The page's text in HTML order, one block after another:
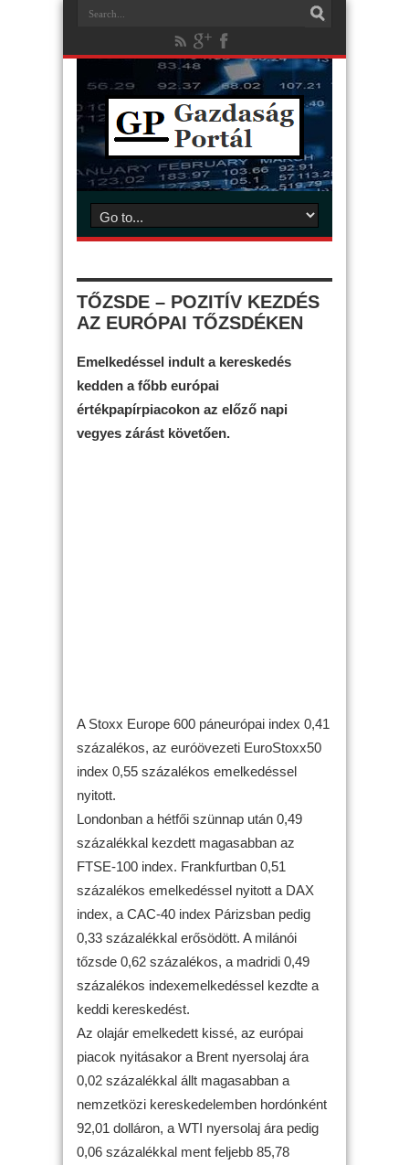
TŐZSDE – POZITÍV KEZDÉS
AZ EURÓPAI TŐZSDÉKEN
Emelkedéssel indult a kereskedés
kedden a főbb európai
értékpapírpiacokon az előző napi
vegyes zárást követően.
A Stoxx Europe 600 páneurópai index 0,41
százalékos, az euróövezeti EuroStoxx50
index 0,55 százalékos emelkedéssel
nyitott.
Londonban a hétfői szünnap után 0,49
százalékkal kezdett magasabban az
FTSE-100 index. Frankfurtban 0,51
százalékos emelkedéssel nyitott a DAX
index, a CAC-40 index Párizsban pedig
0,33 százalékkal erősödött. A milánói
tőzsde 0,62 százalékos, a madridi 0,49
százalékos indexemelkedéssel kezdte a
keddi kereskedést.
Az olajár emelkedett kissé, az európai
piacok nyitásakor a Brent nyersolaj ára
0,02 százalékkal állt magasabban a
nemzetközi kereskedelemben hordónként
92,01 dolláron, a WTI nyersolaj ára pedig
0,06 százalékkal ment feljebb 85,78